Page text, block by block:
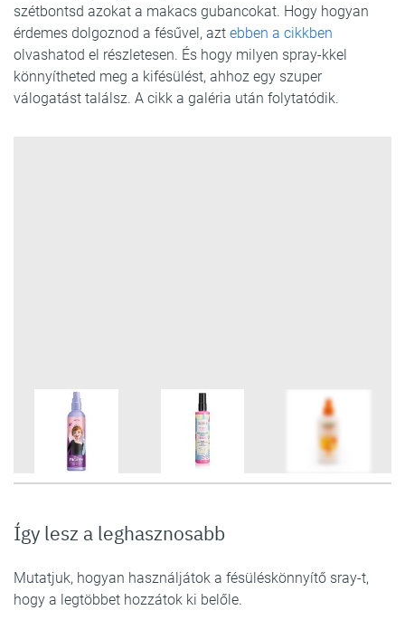
szétbontsd azokat a makacs gubancokat. Hogy hogyan
érdemes dolgoznod a fésűvel, azt ebben a cikkben
olvashatod el részletesen. És hogy milyen spray-kkel
könnyítheted meg a kifésülést, ahhoz egy szuper
válogatást találsz. A cikk a galéria után folytatódik.
Így lesz a leghasznosabb
Mutatjuk, hogyan használjátok a fésüléskönnyítő sray-t,
hogy a legtöbbet hozzátok ki belőle.